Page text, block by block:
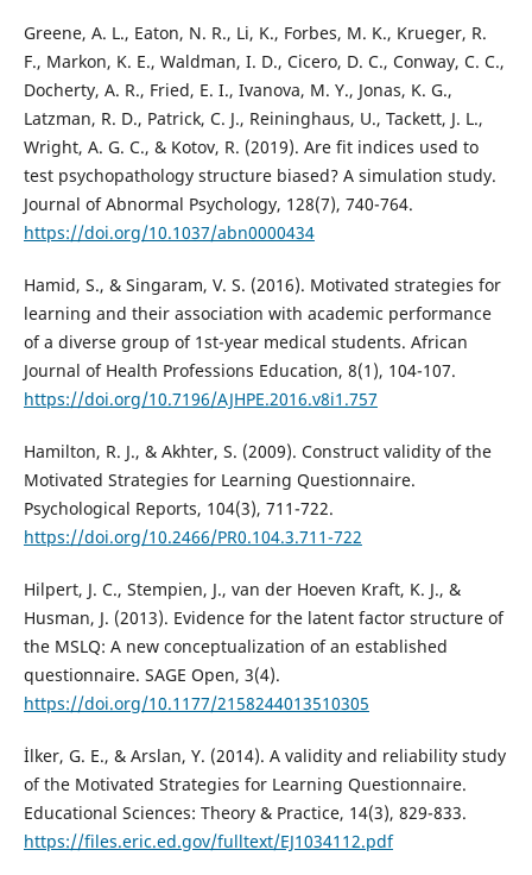
Greene, A. L., Eaton, N. R., Li, K., Forbes, M. K., Krueger, R.
F., Markon, K. E., Waldman, I. D., Cicero, D. C., Conway, C. C.,
Docherty, A. R., Fried, E. I., Ivanova, M. Y., Jonas, K. G.,
Latzman, R. D., Patrick, C. J., Reininghaus, U., Tackett, J. L.,
Wright, A. G. C., & Kotov, R. (2019). Are fit indices used to
test psychopathology structure biased? A simulation study.
Journal of Abnormal Psychology, 128(7), 740-764.
https://doi.org/10.1037/abn0000434
Hamid, S., & Singaram, V. S. (2016). Motivated strategies for
learning and their association with academic performance
of a diverse group of 1st-year medical students. African
Journal of Health Professions Education, 8(1), 104-107.
https://doi.org/10.7196/AJHPE.2016.v8i1.757
Hamilton, R. J., & Akhter, S. (2009). Construct validity of the
Motivated Strategies for Learning Questionnaire.
Psychological Reports, 104(3), 711-722.
https://doi.org/10.2466/PR0.104.3.711-722
Hilpert, J. C., Stempien, J., van der Hoeven Kraft, K. J., &
Husman, J. (2013). Evidence for the latent factor structure of
the MSLQ: A new conceptualization of an established
questionnaire. SAGE Open, 3(4).
https://doi.org/10.1177/2158244013510305
İlker, G. E., & Arslan, Y. (2014). A validity and reliability study
of the Motivated Strategies for Learning Questionnaire.
Educational Sciences: Theory & Practice, 14(3), 829-833.
https://files.eric.ed.gov/fulltext/EJ1034112.pdf